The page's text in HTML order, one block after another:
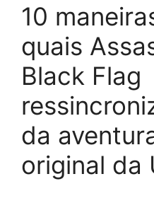
10
quais
Black Flag
da
original da